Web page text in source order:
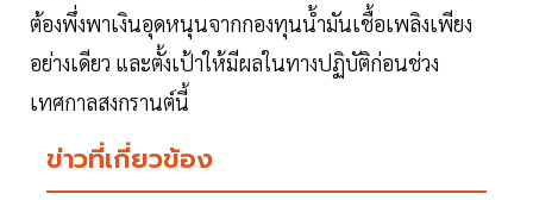
ต้องพึ่งพาเงินอุดหนุนจากกองทุนน้ำมันเชื้อเพลิงเพียง
อย่างเดียว และตั้งเป้าให้มีผลในทางปฏิบัติก่อนช่วง
เทศกาลสงกรานต์นี้
ข่าวที่เกี่ยวข้อง